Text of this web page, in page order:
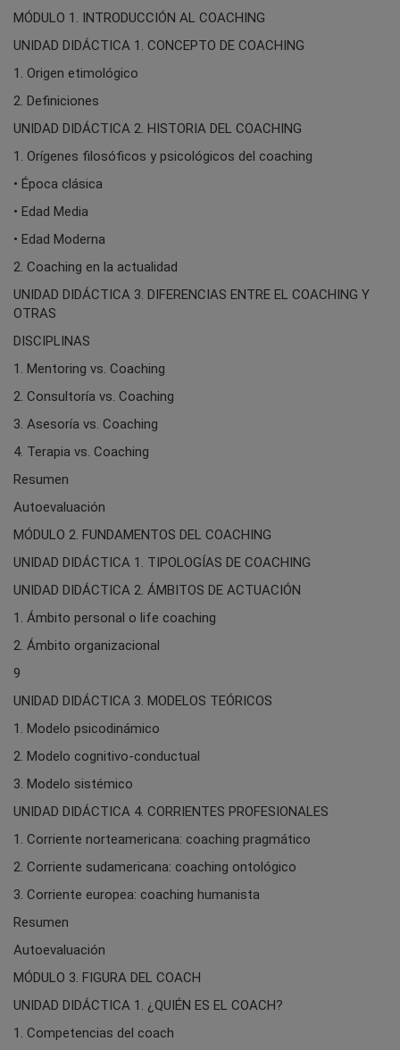
MÓDULO 1. INTRODUCCIÓN AL COACHING
UNIDAD DIDÁCTICA 1. CONCEPTO DE COACHING
1. Origen etimológico
2. Definiciones
UNIDAD DIDÁCTICA 2. HISTORIA DEL COACHING
1. Orígenes filosóficos y psicológicos del coaching
• Época clásica
• Edad Media
• Edad Moderna
2. Coaching en la actualidad
UNIDAD DIDÁCTICA 3. DIFERENCIAS ENTRE EL COACHING Y
OTRAS
DISCIPLINAS
1. Mentoring vs. Coaching
2. Consultoría vs. Coaching
3. Asesoría vs. Coaching
4. Terapia vs. Coaching
Resumen
Autoevaluación
MÓDULO 2. FUNDAMENTOS DEL COACHING
UNIDAD DIDÁCTICA 1. TIPOLOGÍAS DE COACHING
UNIDAD DIDÁCTICA 2. ÁMBITOS DE ACTUACIÓN
1. Ámbito personal o life coaching
2. Ámbito organizacional
9
UNIDAD DIDÁCTICA 3. MODELOS TEÓRICOS
1. Modelo psicodinámico
2. Modelo cognitivo-conductual
3. Modelo sistémico
UNIDAD DIDÁCTICA 4. CORRIENTES PROFESIONALES
1. Corriente norteamericana: coaching pragmático
2. Corriente sudamericana: coaching ontológico
3. Corriente europea: coaching humanista
Resumen
Autoevaluación
MÓDULO 3. FIGURA DEL COACH
UNIDAD DIDÁCTICA 1. ¿QUIÉN ES EL COACH?
1. Competencias del coach